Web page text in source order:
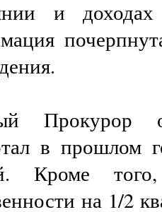
и
Прокурор
в прошлом
Кроме
на 1/2